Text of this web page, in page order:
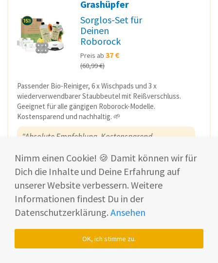
Grashüpfer
Sorglos-Set für
Deinen
Roborock
Preis ab 37 €
(60,99 €)
Passender Bio-Reiniger, 6 x Wischpads und 3 x
wiederverwendbarer Staubbeutel mit Reißverschluss.
Geeignet für alle gängigen Roborock-Modelle.
Kostensparend und nachhaltig. 🌱
"Absolute Empfehlung. Kostensparend,
-10% mit SHF10*
Nimm einen Cookie! 🍪 Damit können wir für
Dich die Inhalte und Deine Erfahrung auf
unserer Website verbessern. Weitere
Informationen findest Du in der
Datenschutzerklärung. Ansehen
OK, ich stimme zu.